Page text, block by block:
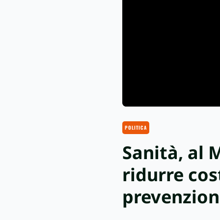
POLITICA
Sanità, al
ridurre